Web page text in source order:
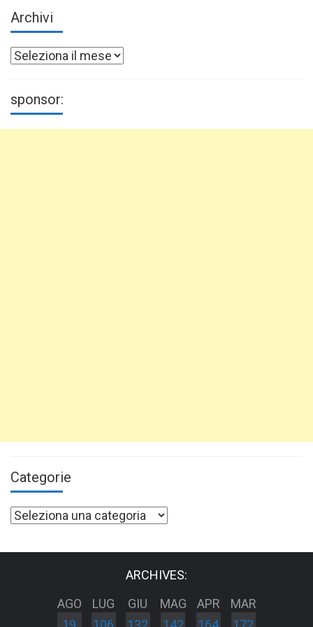
Archivi
Archivi
sponsor:
Categorie
Categorie
ARCHIVES:
AGO
LUG
GIU
MAG
APR
MAR